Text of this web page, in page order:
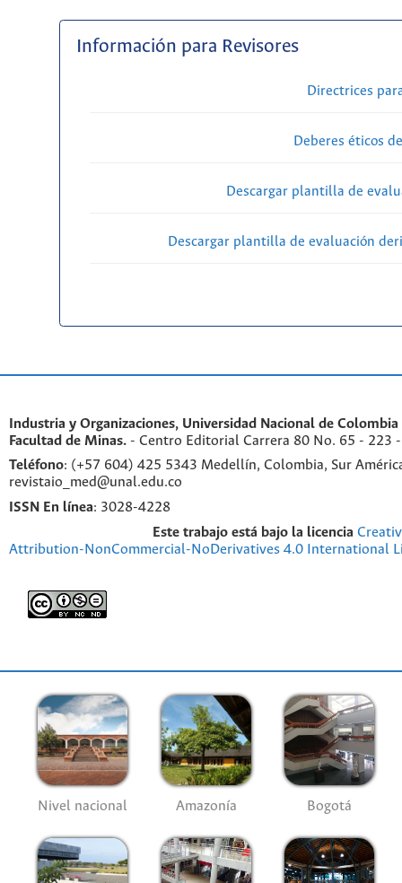
Información para Revisores
Directrices
Deberes éticos
Descargar plantilla de
Descargar plantilla de evaluación
Industria y Organizaciones, Universidad Nacional de
Facultad de Minas. - Centro Editorial Carrera 80 No. 65 -
Teléfono: (+57 604) 425 5343 Medellín, Colombia, Sur
revistaio_med@unal.edu.co
ISSN En línea: 3028-4228
Este trabajo está bajo la licencia
Attribution-NonCommercial-NoDerivatives 4.0 International
Nivel nacional Amazonía Bogotá